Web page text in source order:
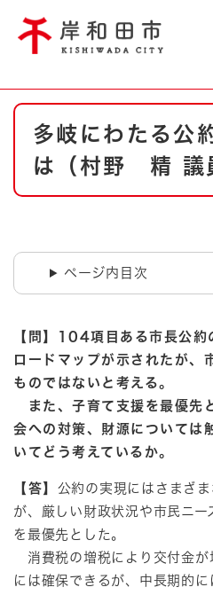
やさしい日本語
防災・緊急情報
ハザードマップ
本
多岐にわたる公
は（村野 精 議
ページ内目次
【問】104項目ある市長公
ロードマップが示されたが、
ものではないと考える。
また、子育て支援を最優先
会への対策、財源については
いてどう考えているか。
【答】 公約の実現にはさまざ
が、厳しい財政状況や市民ニ
を最優先とした。
消費税の増税により交付金が
には確保できるが、中長期的に